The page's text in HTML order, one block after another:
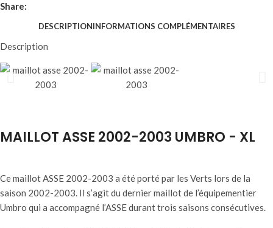
Share:
DESCRIPTIONINFORMATIONS COMPLÉMENTAIRES
Description
MAILLOT ASSE 2002-2003 UMBRO - XL
Ce maillot ASSE 2002-2003 a été porté par les Verts lors de la
saison 2002-2003. Il s’agit du dernier maillot de l’équipementier
Umbro qui a accompagné l’ASSE durant trois saisons consécutives.